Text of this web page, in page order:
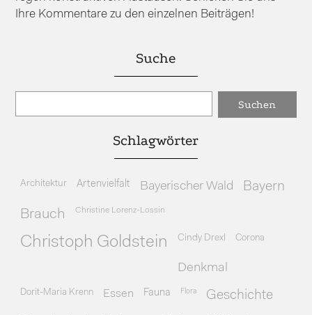
Ihre Kommentare zu den einzelnen Beiträgen!
Suche
Schlagwörter
Architektur Artenvielfalt Bayerischer Wald Bayern
Brauch Christine Lorenz-Lossin
Christoph Goldstein Cindy Drexl Corona
Denkmal
Dorit-Maria Krenn Essen Fauna Flora Geschichte